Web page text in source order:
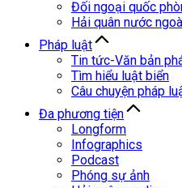
Đối ngoại quốc
Hải quân nước
Pháp luật
Tin tức-Văn bản
Tìm hiểu luật biển
Câu chuyện pháp
Đa phương tiện
Longform
Infographics
Podcast
Phóng sự ảnh